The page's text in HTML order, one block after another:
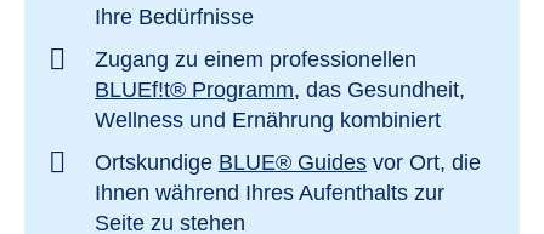
Ihre Bedürfnisse
Zugang zu einem professionellen
BLUEf!t® Programm, das Gesundheit,
Wellness und Ernährung kombiniert
Ortskundige BLUE® Guides vor Ort, die
Ihnen während Ihres Aufenthalts zur
Seite zu stehen